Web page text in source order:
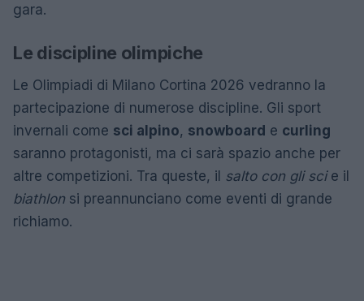
gara.
Le discipline olimpiche
Le Olimpiadi di Milano Cortina 2026 vedranno la
partecipazione di numerose discipline. Gli sport
invernali come sci alpino, snowboard e curling
saranno protagonisti, ma ci sarà spazio anche per
altre competizioni. Tra queste, il salto con gli scie il
biathlon si preannunciano come eventi di grande
richiamo.